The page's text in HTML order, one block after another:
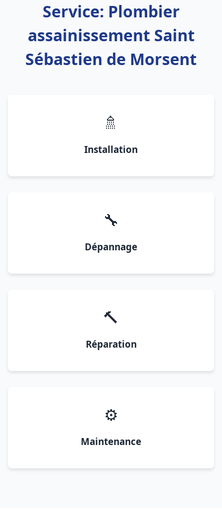
Service: Plombier
assainissement Saint
Sébastien de Morsent
🚿
Installation
🔧
Dépannage
🔨
Réparation
⚙️
Maintenance